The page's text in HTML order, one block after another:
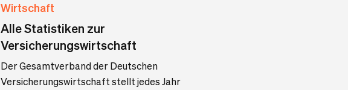
Wirtschaft
Alle Statistiken zur
Versicherungswirtschaft
Der Gesamtverband der Deutschen
Versicherungswirtschaft stellt jedes Jahr